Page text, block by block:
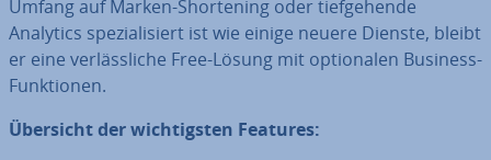
Umfang auf Marken-Shor­tening oder tief­ge­hen­de
Analytics spe­zia­li­siert ist wie einige neuere Dienste, bleibt
er eine ver­läss­li­che Free-Lösung mit op­tio­na­len Business-
Funk­tio­nen.
Übersicht der wich­tigs­ten Features: